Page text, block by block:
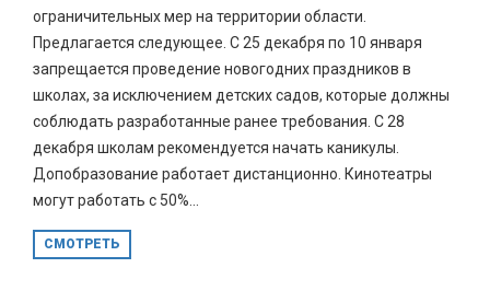
ограничительных мер на территории области.
Предлагается следующее. С 25 декабря по 10 января
запрещается проведение новогодних праздников в
школах, за исключением детских садов, которые должны
соблюдать разработанные ранее требования. С 28
декабря школам рекомендуется начать каникулы.
Допобразование работает дистанционно. Кинотеатры
могут работать с 50%...
СМОТРЕТЬ